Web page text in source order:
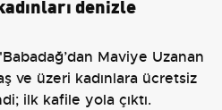
Maviye Uzanan
ve üzeri kadınlara ücretsiz
ilk kafile yola çıktı.